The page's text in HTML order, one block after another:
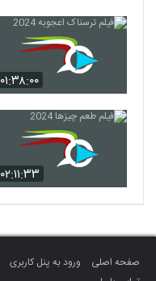
۰۱:۳۸:۰۰
۰۲:۱۱:۳۳
صفحه اصلی ورود به پنل کاربری